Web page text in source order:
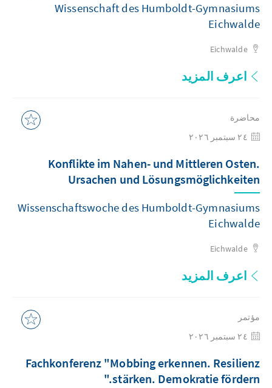
Wissenschaft des Humboldt-Gymnasiums
Eichwalde
Eichwalde
اعرف المزيد
محاضرة
Konflikte im Nahen- und Mittleren Osten.
Ursachen und Lösungsmöglichkeiten
Wissenschaftswoche des Humboldt-Gymnasiums
Eichwalde
Eichwalde
اعرف المزيد
مؤتمر
Fachkonferenz "Mobbing erkennen. Resilienz
stärken. Demokratie fördern."